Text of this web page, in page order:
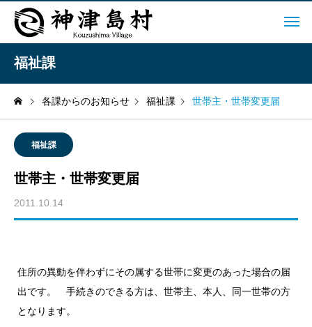
福祉課
各課からのお知らせ 福祉課 世帯主・世帯変更届
福祉課
世帯主・世帯変更届
2011.10.14
住所の異動を伴わずにその属する世帯に変更のあった場合の届
出です。 手続きのできる方は、世帯主、本人、同一世帯の方
となります。